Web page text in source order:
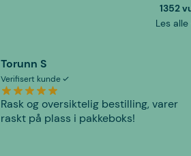
1352
Les
Torunn S
Verifisert kunde
Rask og oversiktelig bestilling, varer
raskt på plass i pakkeboks!